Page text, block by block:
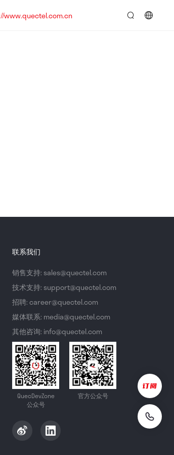
www.quectel.com.cn
联系我们
销售支持: sales@quectel.com
技术支持: support@quectel.com
招聘: career@quectel.com
媒体联系: media@quectel.com
其他咨询: info@quectel.com
QuecDevZone
公众号
官方公众号